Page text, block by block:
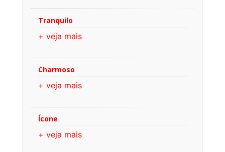
Tranquilo
+ veja mais
Charmoso
+ veja mais
Ícone
+ veja mais